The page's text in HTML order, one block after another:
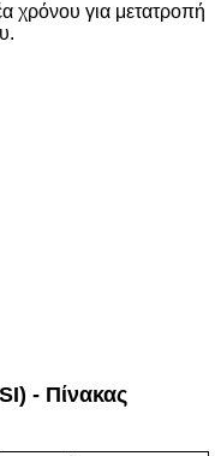
χρόνου για μετατροπή
- Πίνακας